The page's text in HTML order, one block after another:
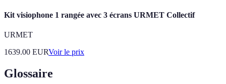
Kit visiophone 1 rangée avec 3 écrans URMET Collectif
URMET
1639.00 EURVoir le prix
Glossaire